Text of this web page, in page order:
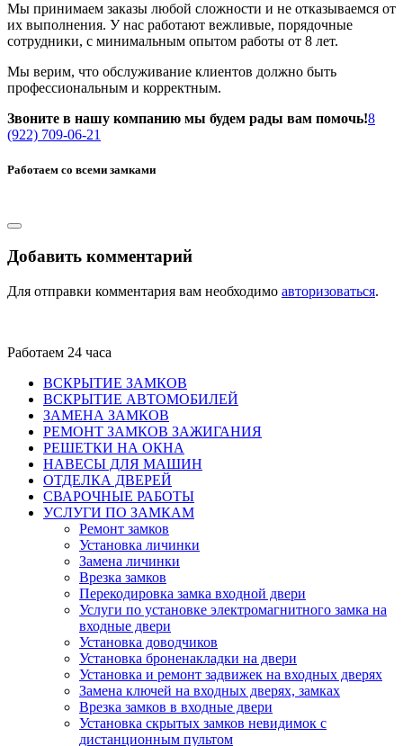
Мы принимаем заказы любой сложности и не отказываемся от
их выполнения. У нас работают вежливые, порядочные
сотрудники, с минимальным опытом работы от 8 лет.
Мы верим, что обслуживание клиентов должно быть
профессиональным и корректным.
Звоните в нашу компанию мы будем рады вам помочь!8
(922) 709-06-21
Работаем со всеми замками
Добавить комментарий
Для отправки комментария вам необходимо авторизоваться.
Работаем 24 часа
ВСКРЫТИЕ ЗАМКОВ
ВСКРЫТИЕ АВТОМОБИЛЕЙ
ЗАМЕНА ЗАМКОВ
РЕМОНТ ЗАМКОВ ЗАЖИГАНИЯ
РЕШЕТКИ НА ОКНА
НАВЕСЫ ДЛЯ МАШИН
ОТДЕЛКА ДВЕРЕЙ
СВАРОЧНЫЕ РАБОТЫ
УСЛУГИ ПО ЗАМКАМ
Ремонт замков
Установка личинки
Замена личинки
Врезка замков
Перекодировка замка входной двери
Услуги по установке электромагнитного замка на
входные двери
Установка доводчиков
Установка броненакладки на двери
Установка и ремонт задвижек на входных дверях
Замена ключей на входных дверях, замках
Врезка замков в входные двери
Установка скрытых замков невидимок с
дистанционным пультом